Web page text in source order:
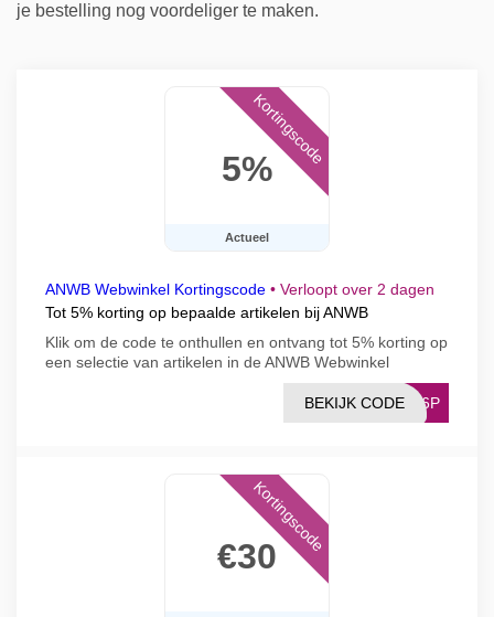
je bestelling nog voordeliger te maken.
5%
Actueel
Kortingscode
ANWB Webwinkel Kortingscode • Verloopt over 2 dagen
Tot 5% korting op bepaalde artikelen bij ANWB
Klik om de code te onthullen en ontvang tot 5% korting op
een selectie van artikelen in de ANWB Webwinkel
2X6P
BEKIJK CODE
€30
Kortingscode